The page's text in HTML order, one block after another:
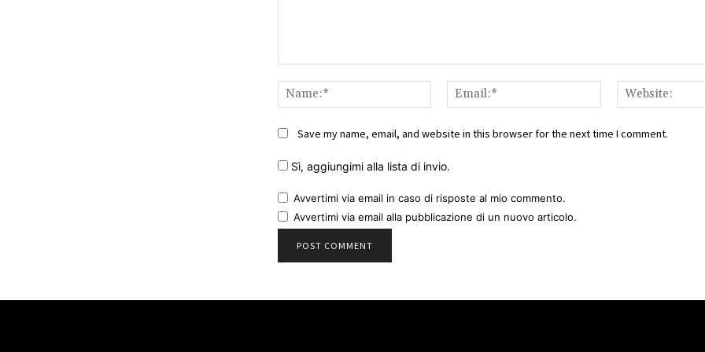
Name:*
Email:*
Save my name, email, and website in this browser for the next time I comment.
Sì, aggiungimi alla lista di invio.
Avvertimi via email in caso di risposte al mio commento.
Avvertimi via email alla pubblicazione di un nuovo articolo.